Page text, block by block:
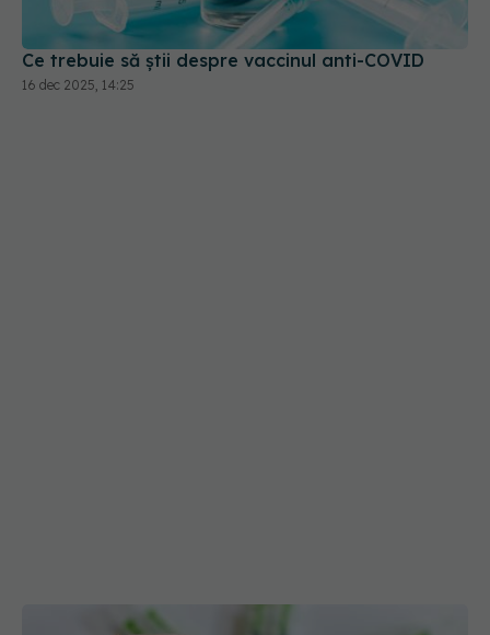
Ce trebuie să știi despre vaccinul anti-COVID
16 dec 2025, 14:25